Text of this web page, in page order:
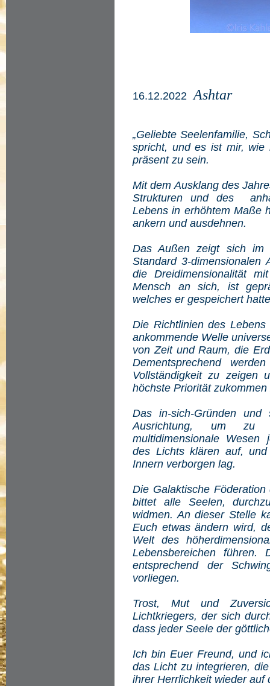
16.12.2022 Ashtar
„Geliebte Seelenfamilie,
spricht, und es ist mir, wie
präsent zu sein.
Mit dem Ausklang des
Strukturen und des
Lebens in erhöhtem Maße
ankern und ausdehnen.
Das Außen zeigt sich im
Standard 3-dimensionalen
die Dreidimensionalität
Mensch an sich, ist
welches er gespeichert
Die Richtlinien des
ankommende Welle
von Zeit und Raum, die
Dementsprechend
Vollständigkeit zu zeigen
höchste Priorität
Das in-sich-Gründen und
Ausrichtung, um zu
multidimensionale Wesen
des Lichts klären auf,
Innern verborgen lag.
Die Galaktische
bittet alle Seelen,
widmen. An dieser Stelle
Euch etwas ändern wird,
Welt des
Lebensbereichen führen.
entsprechend der
vorliegen.
Trost, Mut und
Lichtkriegers, der sich
dass jeder Seele der
Ich bin Euer Freund, und
das Licht zu integrieren,
ihrer Herrlichkeit wieder auf